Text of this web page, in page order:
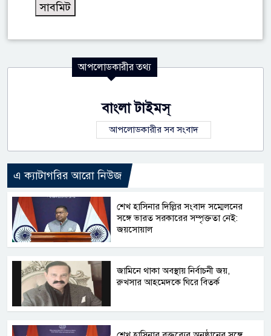
আপলোডকারীর তথ্য
বাংলা টাইমস্
আপলোডকারীর সব সংবাদ
এ ক্যাটাগরির আরো নিউজ
শেখ হাসিনার দিল্লির সংবাদ সম্মেলনের
সঙ্গে ভারত সরকারের সম্পৃক্ততা নেই:
জয়সোয়াল
জামিনে থাকা অবস্থায় নির্বাচনী জয়,
রুখসার আহমেদকে ঘিরে বিতর্ক